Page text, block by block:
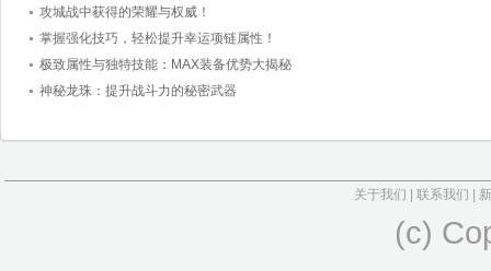
攻城战中获得的荣耀与权威！
掌握强化技巧，轻松提升幸运项链属性！
极致属性与独特技能：MAX装备优势大揭秘
神秘龙珠：提升战斗力的秘密武器
关于我们 联系我们
(c)